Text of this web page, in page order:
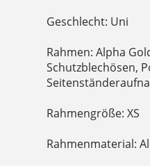
Geschlecht: Uni
Rahmen: Alpha
Schutzblechösen,
Rahmengröße: XS
Rahmenmaterial: